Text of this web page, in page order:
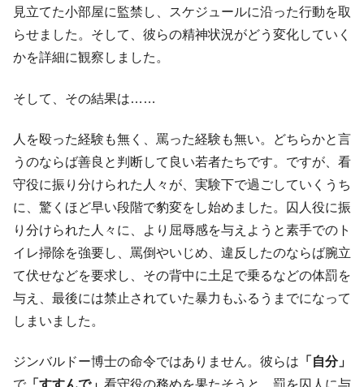
見立てた小部屋に監禁し、スケジュールに沿った行動を取
らせました。そして、彼らの精神状況がどう変化していく
かを詳細に観察しました。
そして、その結果は……
人を殴った経験も無く、罵った経験も無い。どちらかと言
うのならば善良と判断して良い若者たちです。ですが、看
守役に振り分けられた人々が、実験下で過ごしていくうち
に、驚くほど早い段階で豹変をし始めました。囚人役に振
り分けられた人々に、より屈辱感を与えようと素手でのト
イレ掃除を強要し、罵倒やいじめ、違反したのならば腕立
て伏せなどを要求し、その背中に土足で乗るなどの体罰を
与え、最後には禁止されていた暴力もふるうまでになって
しまいました。
ジンバルドー博士の命令ではありません。彼らは 「自分」